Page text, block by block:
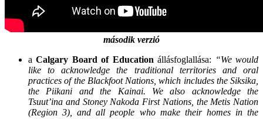
második verzió
aCalgary Board of Education állásfoglallása: “We would
like to acknowledge the traditional territories and oral
practices of the Blackfoot Nations, which includes the Siksika,
the Piikani and the Kainai. We also acknowledge the
Tsuut’ina and Stoney Nakoda First Nations, the Metis Nation
(Region 3), and all people who make their homes in the